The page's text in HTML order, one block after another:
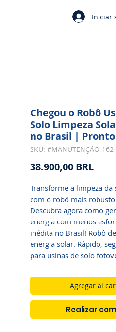
Iniciar
Chegou o Robô
Solo Limpeza
no Brasil |
SKU: #MANUTENÇÃO-162
38.900,00 BRL
Transforme a limpeza da
com o robô mais
Descubra agora como
energia com menos
inédita no Brasil! Robô
energia solar. Rápido,
para usinas de solo
Agregar al
Realizar